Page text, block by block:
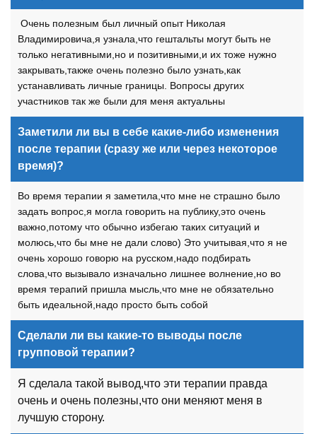
Очень полезным был личный опыт Николая
Владимировича,я узнала,что гештальты могут быть не
только негативными,но и позитивными,и их тоже нужно
закрывать,также очень полезно было узнать,как
устанавливать личные границы. Вопросы других
участников так же были для меня актуальны
Заметили ли вы в себе какие-либо изменения
после терапии (сразу же или через некоторое
время)?
Во время терапии я заметила,что мне не страшно было
задать вопрос,я могла говорить на публику,это очень
важно,потому что обычно избегаю таких ситуаций и
молюсь,что бы мне не дали слово) Это учитывая,что я не
очень хорошо говорю на русском,надо подбирать
слова,что вызывало изначально лишнее волнение,но во
время терапий пришла мысль,что мне не обязательно
быть идеальной,надо просто быть собой
Сделали ли вы какие-то выводы после
групповой терапии?
Я сделала такой вывод,что эти терапии правда
очень и очень полезны,что они меняют меня в
лучшую сторону.